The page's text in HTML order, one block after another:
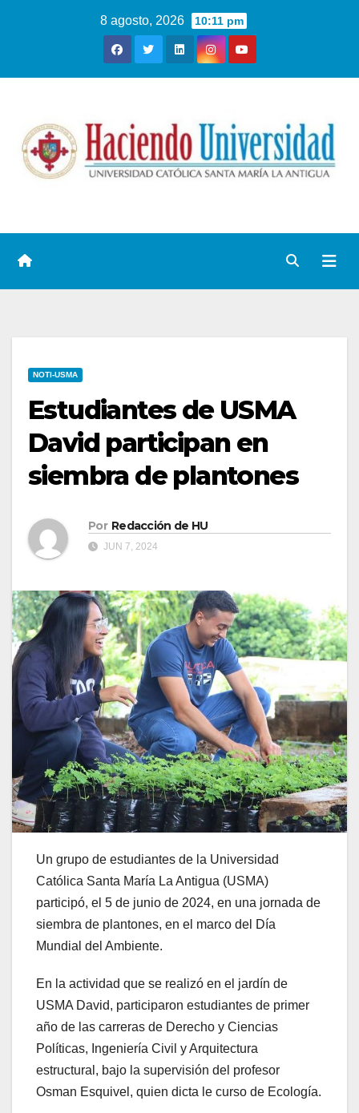
8 agosto, 2026 10:11 pm
NOTI-USMA
Estudiantes de USMA
David participan en
siembra de plantones
Por Redacción de HU
JUN 7, 2024
Un grupo de estudiantes de la Universidad
Católica Santa María La Antigua (USMA)
participó, el 5 de junio de 2024, en una jornada de
siembra de plantones, en el marco del Día
Mundial del Ambiente.
En la actividad que se realizó en el jardín de
USMA David, participaron estudiantes de primer
año de las carreras de Derecho y Ciencias
Políticas, Ingeniería Civil y Arquitectura
estructural, bajo la supervisión del profesor
Osman Esquivel, quien dicta le curso de Ecología.